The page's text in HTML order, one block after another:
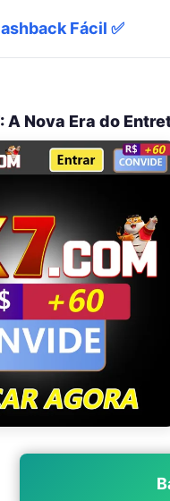
Fácil ✅
A Nova Era do